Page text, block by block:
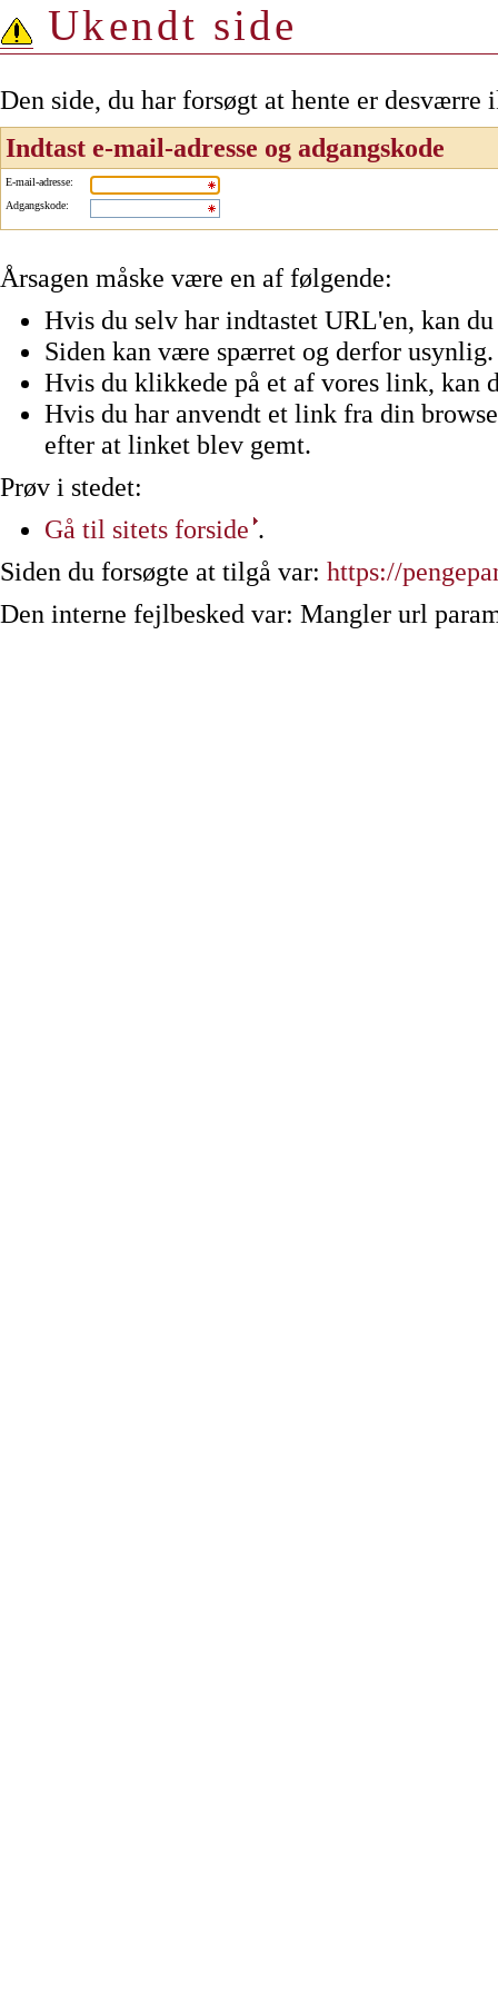
Ukendt side
Den side, du har forsøgt at hente er
Indtast e-mail-adresse og adgangskode
E-mail-adresse:
Adgangskode:
Årsagen måske være en af følgende:
Hvis du selv har indtastet URL'en, kan
Siden kan være spærret og derfor usynlig.
Hvis du klikkede på et af vores link, kan
Hvis du har anvendt et link fra din
efter at linket blev gemt.
Prøv i stedet:
Gå til sitets forside .
Siden du forsøgte at tilgå var: https://
Den interne fejlbesked var: Mangler url